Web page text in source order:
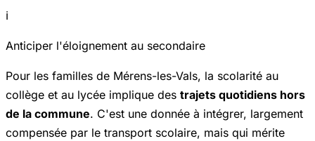
ℹ️
Anticiper l'éloignement au secondaire
Pour les familles de Mérens-les-Vals, la scolarité au
collège et au lycée implique des trajets quotidiens hors
de la commune. C'est une donnée à intégrer, largement
compensée par le transport scolaire, mais qui mérite